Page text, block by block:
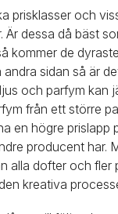
prisklasser och
Är dessa då bäst
kommer de
andra sidan så är
och parfym kan
från ett större
en högre prislapp
producent har.
alla dofter och fler
kreativa